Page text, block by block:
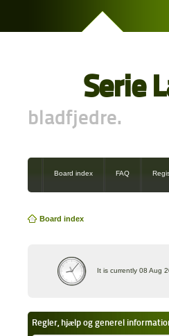
Serie
bladfjedre.
Board index FAQ
Board index
It is currently 08 Aug
Regler, hjælp og generel